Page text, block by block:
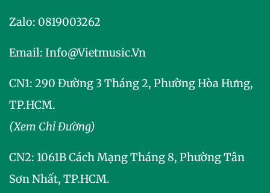
Zalo: 0819003262
Email: Info@vietmusic.vn
CN1: 290 Đường 3 Tháng 2, Phường Hòa Hưng,
TP.HCM.
(Xem Chỉ Đường)
CN2: 1061B Cách Mạng Tháng 8, Phường Tân
Sơn Nhất, TP.HCM.